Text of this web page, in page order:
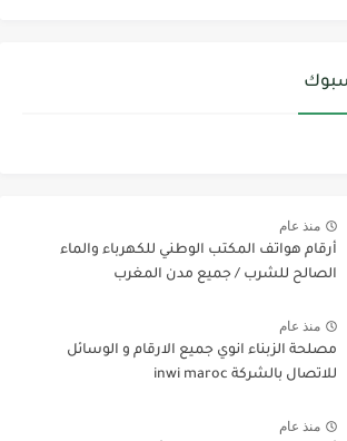
منذ عام
أرقام هواتف المكتب الوطني للكهرباء والماء
الصالح للشرب / جميع مدن المغرب
منذ عام
مصلحة الزبناء انوي جميع الارقام و الوسائل
للاتصال بالشركة inwi maroc
منذ عام